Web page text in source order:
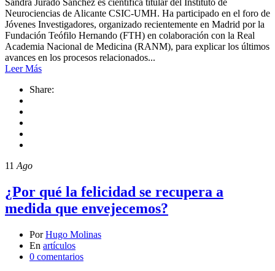
Sandra Jurado Sánchez es científica titular del Instituto de
Neurociencias de Alicante CSIC-UMH. Ha participado en el foro de
Jóvenes Investigadores, organizado recientemente en Madrid por la
Fundación Teófilo Hernando (FTH) en colaboración con la Real
Academia Nacional de Medicina (RANM), para explicar los últimos
avances en los procesos relacionados...
Leer Más
Share:
11 Ago
¿Por qué la felicidad se recupera a
medida que envejecemos?
Por Hugo Molinas
En artículos
0 comentarios